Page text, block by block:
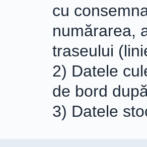
cu
numărarea,
traseului
2) Datele
de bord
3) Datele